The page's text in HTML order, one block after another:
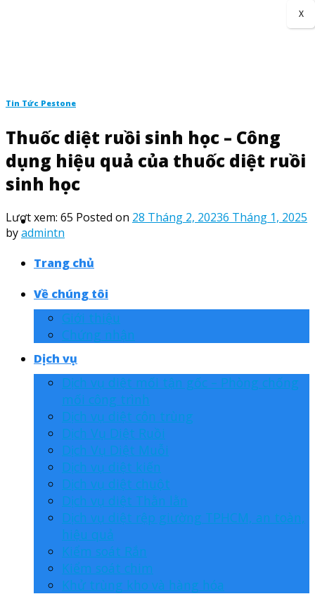
Trang chủ
Về chúng tôi
Giới thiệu
Chứng nhận
Dịch vụ
Dịch vụ diệt mối tận gốc – Phòng chống
mối công trình
Dịch vụ diệt côn trùng
Dịch Vụ Diệt Ruồi
Dịch Vụ Diệt Muỗi
Dịch vụ diệt kiến
Dịch vụ diệt chuột
Dịch vụ diệt Thằn lằn
Dịch vụ diệt rệp giường TPHCM, an toàn,
hiệu quả
Kiểm soát Rắn
Kiểm soát chim
Khử trùng kho và hàng hóa
Tin Tức Pestone
Thuốc diệt ruồi sinh học – Công
dụng hiệu quả của thuốc diệt ruồi
sinh học
Lượt xem: 65 Posted on 28 Tháng 2, 20236 Tháng 1, 2025
byadmintn
X